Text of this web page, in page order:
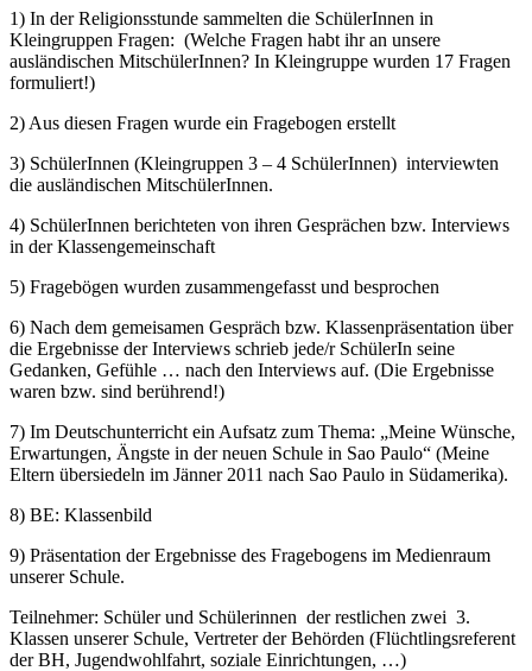
1) In der Religionsstunde sammelten die SchülerInnen in
Kleingruppen Fragen: (Welche Fragen habt ihr an unsere
ausländischen MitschülerInnen? In Kleingruppe wurden 17 Fragen
formuliert!)
2) Aus diesen Fragen wurde ein Fragebogen erstellt
3) SchülerInnen (Kleingruppen 3 – 4 SchülerInnen) interviewten
die ausländischen MitschülerInnen.
4) SchülerInnen berichteten von ihren Gesprächen bzw. Interviews
in der Klassengemeinschaft
5) Fragebögen wurden zusammengefasst und besprochen
6) Nach dem gemeisamen Gespräch bzw. Klassenpräsentation über
die Ergebnisse der Interviews schrieb jede/r SchülerIn seine
Gedanken, Gefühle … nach den Interviews auf. (Die Ergebnisse
waren bzw. sind berührend!)
7) Im Deutschunterricht ein Aufsatz zum Thema: „Meine Wünsche,
Erwartungen, Ängste in der neuen Schule in Sao Paulo“ (Meine
Eltern übersiedeln im Jänner 2011 nach Sao Paulo in Südamerika).
8) BE: Klassenbild
9) Präsentation der Ergebnisse des Fragebogens im Medienraum
unserer Schule.
Teilnehmer: Schüler und Schülerinnen der restlichen zwei 3.
Klassen unserer Schule, Vertreter der Behörden (Flüchtlingsreferent
der BH, Jugendwohlfahrt, soziale Einrichtungen, …)